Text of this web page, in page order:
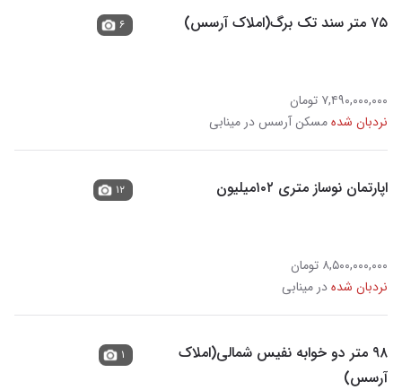
۷۵ متر سند تک برگ(املاک آرسس)
۷,۴۹۰,۰۰۰,۰۰۰ تومان
نردبان شدهمسکن آرسس در مینابی
۶
اپارتمان نوساز متری ۱۰۲میلیون
۸,۵۰۰,۰۰۰,۰۰۰ تومان
نردبان شدهدر مینابی
۱۲
۹۸ متر دو خوابه نفیس شمالی(املاک
آرسس)
۱